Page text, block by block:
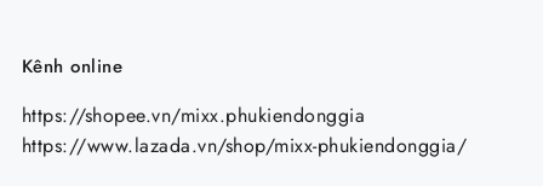
Kênh online
https://shopee.vn/mixx.phukiendonggia
https://www.lazada.vn/shop/mixx-phukiendonggia/